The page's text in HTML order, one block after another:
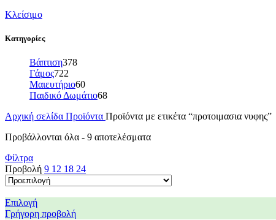
Κλείσιμο
Κατηγορίες
Βάπτιση378
Γάμος722
Μαιευτήριο60
Παιδικό Δωμάτιο68
Αρχική σελίδα Προϊόντα Προϊόντα με ετικέτα “προτοιμασια νυφης”
Προβάλλονται όλα - 9 αποτελέσματα
Φίλτρα
Προβολή 9 12 18 24
Επιλογή
Γρήγορη προβολή